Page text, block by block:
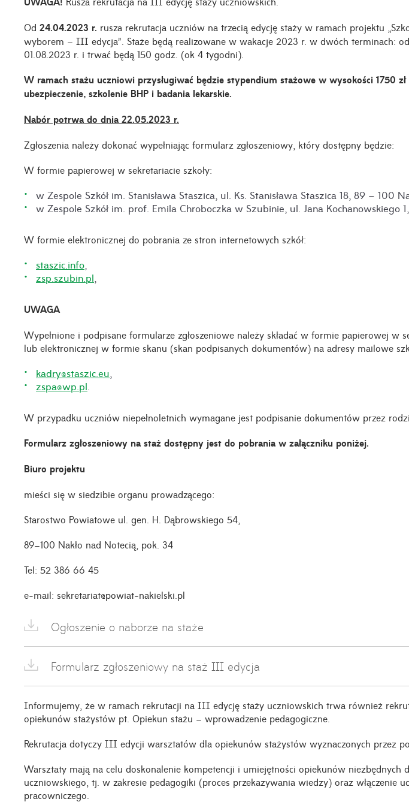
Od 24.04.2023 r. rusza rekrutacja uczniów na trzecią edycję staży w ramach projektu
wyborem – III edycja”. Staże będą realizowane w wakacje 2023 r. w dwóch terminach:
01.08.2023 r. i trwać będą 150 godz. (ok 4 tygodni).
W ramach stażu uczniowi przysługiwać będzie stypendium stażowe w wysokości 1750
ubezpieczenie, szkolenie BHP i badania lekarskie.
Nabór potrwa do dnia 22.05.2023 r.
Zgłoszenia należy dokonać wypełniając formularz zgłoszeniowy, który dostępny będzie:
W formie papierowej w sekretariacie szkoły:
w Zespole Szkół im. Stanisława Staszica, ul. Ks. Stanisława Staszica 18, 89 – 100
w Zespole Szkół im. prof. Emila Chroboczka w Szubinie, ul. Jana Kochanowskiego
W formie elektronicznej do pobrania ze stron internetowych szkół:
staszic.info,
zsp.szubin.pl,
UWAGA
Wypełnione i podpisane formularze zgłoszeniowe należy składać w formie papierowej w
lub elektronicznej w formie skanu (skan podpisanych dokumentów) na adresy mailowe
kadry@staszic.eu,
zspa@wp.pl.
W przypadku uczniów niepełnoletnich wymagane jest podpisanie dokumentów przez
Formularz zgłoszeniowy na staż dostępny jest do pobrania w załączniku poniżej.
Biuro projektu
mieści się w siedzibie organu prowadzącego:
Starostwo Powiatowe ul. gen. H. Dąbrowskiego 54,
89–100 Nakło nad Notecią, pok. 34
Tel: 52 386 66 45
e-mail: sekretariat@powiat-nakielski.pl
Ogłoszenie o naborze na staże
Formularz zgłoszeniowy na staż III edycja
Informujemy, że w ramach rekrutacji na III edycję staży uczniowskich trwa również
opiekunów stażystów pt. Opiekun stażu – wprowadzenie pedagogiczne.
Rekrutacja dotyczy III edycji warsztatów dla opiekunów stażystów wyznaczonych przez
Warsztaty mają na celu doskonalenie kompetencji i umiejętności opiekunów niezbędnych
uczniowskiego, tj. w zakresie pedagogiki (proces przekazywania wiedzy) oraz włączenie
pracowniczego.